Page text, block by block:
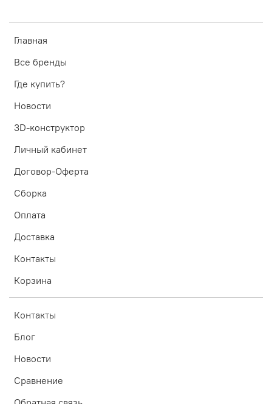
Главная
Все бренды
Где купить?
Новости
3D-конструктор
Личный кабинет
Договор-Оферта
Сборка
Оплата
Доставка
Контакты
Корзина
Контакты
Блог
Новости
Сравнение